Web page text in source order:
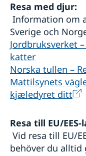
Resa med djur:
Information om
Sverige och
Jordbruksverket
katter
Norska tullen –
Mattilsynets
kjæledyret ditt
Resa till EU/
Vid resa till EU/
behöver du alltid